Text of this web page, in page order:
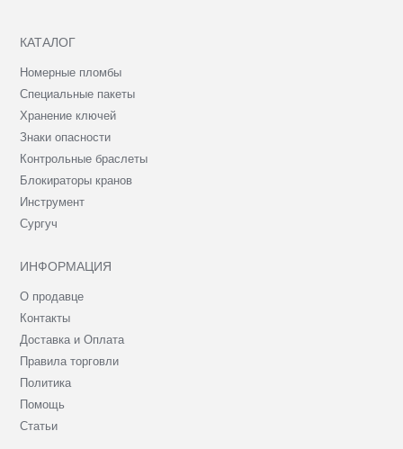
КАТАЛОГ
Номерные пломбы
Специальные пакеты
Хранение ключей
Знаки опасности
Контрольные браслеты
Блокираторы кранов
Инструмент
Сургуч
ИНФОРМАЦИЯ
О продавце
Контакты
Доставка и Оплата
Правила торговли
Политика
Помощь
Статьи